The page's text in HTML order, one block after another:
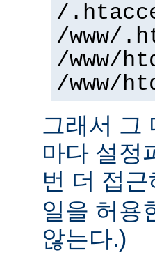
/
/www/
/www/
/www/
그래서 그
마다 설정
번 더 접
일을 허용
않는다.)